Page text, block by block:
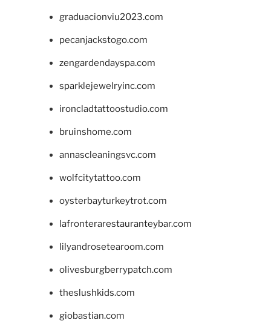
graduacionviu2023.com
pecanjackstogo.com
zengardendayspa.com
sparklejewelryinc.com
ironcladtattoostudio.com
bruinshome.com
annascleaningsvc.com
wolfcitytattoo.com
oysterbayturkeytrot.com
lafronterarestauranteybar.com
lilyandrosetearoom.com
olivesburgberrypatch.com
theslushkids.com
giobastian.com